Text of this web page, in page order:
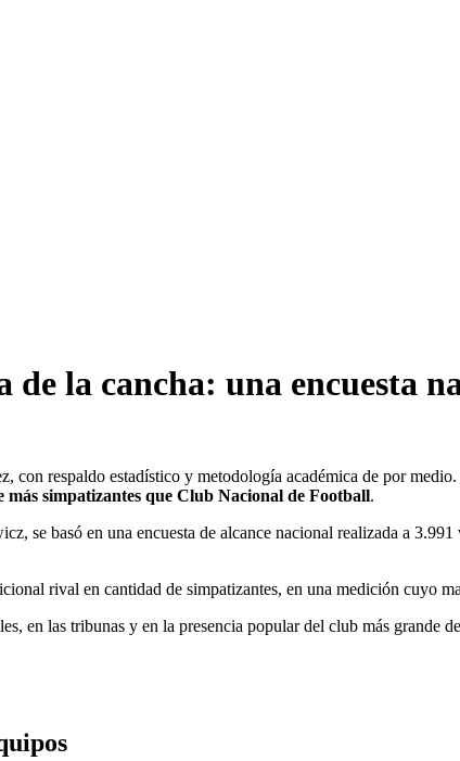
la cancha: una encuesta
con respaldo estadístico y metodología académica de por
simpatizantes que Club Nacional de Football.
se basó en una encuesta de alcance nacional realizada a
rival en cantidad de simpatizantes, en una medición cuyo
en las tribunas y en la presencia popular del club más grande